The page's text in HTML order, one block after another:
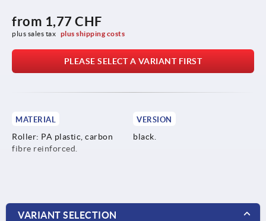
from 1,77 CHF
plus sales tax plus shipping costs
PLEASE SELECT A VARIANT FIRST
MATERIAL
Roller: PA plastic, carbon
fibre reinforced.
VERSION
black.
VARIANT SELECTION